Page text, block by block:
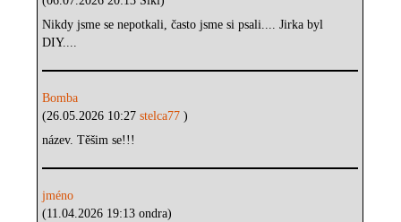
Nikdy jsme se nepotkali, často jsme si psali.... Jirka byl
DIY....
Bomba
(26.05.2026 10:27stelca77)
název. Těšim se!!!
jméno
(11.04.2026 19:13 ondra)